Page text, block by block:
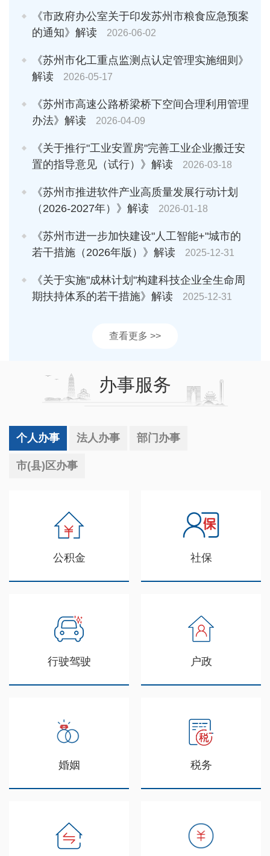
《市政府办公室关于印发苏州市粮食应急预案
的通知》解读
2026-06-02
《苏州市化工重点监测点认定管理实施细则》
解读
2026-05-17
《苏州市高速公路桥梁桥下空间合理利用管理
办法》解读
2026-04-09
《关于推行"工业安置房"完善工业企业搬迁安
置的指导意见（试行）》解读
2026-03-18
《苏州市推进软件产业高质量发展行动计划
（2026-2027年）》解读
2026-01-18
《苏州市进一步加快建设"人工智能+"城市的
若干措施（2026年版）》解读
2025-12-31
《关于实施"成林计划"构建科技企业全生命周
期扶持体系的若干措施》解读
2025-12-31
查看更多 >>
办事服务
个人办事 法人办事 部门办事
市(县)区办事
公积金 社保
行驶驾驶 户政
婚姻 税务